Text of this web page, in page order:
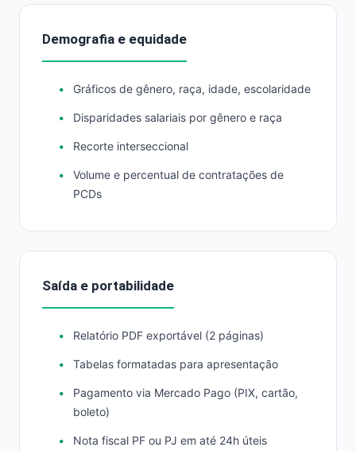
Demografia e equidade
Gráficos de gênero, raça, idade, escolaridade
Disparidades salariais por gênero e raça
Recorte interseccional
Volume e percentual de contratações de
PCDs
Saída e portabilidade
Relatório PDF exportável (2 páginas)
Tabelas formatadas para apresentação
Pagamento via Mercado Pago (PIX, cartão,
boleto)
Nota fiscal PF ou PJ em até 24h úteis